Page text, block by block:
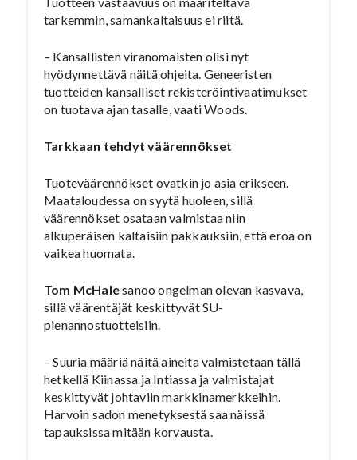
tarkemmin, samankaltaisuus ei riitä.
– Kansallisten viranomaisten olisi nyt
hyödynnettävä näitä ohjeita. Geneeristen
tuotteiden kansalliset rekisteröintivaatimukset
on tuotava ajan tasalle, vaati Woods.
Tarkkaan tehdyt väärennökset
Tuoteväärennökset ovatkin jo asia erikseen.
Maataloudessa on syytä huoleen, sillä
väärennökset osataan valmistaa niin
alkuperäisen kaltaisiin pakkauksiin, että eroa on
vaikea huomata.
Tom McHalesanoo ongelman olevan kasvava,
sillä väärentäjät keskittyvät SU-
pienannostuotteisiin.
– Suuria määriä näitä aineita valmistetaan tällä
hetkellä Kiinassa ja Intiassa ja valmistajat
keskittyvät johtaviin markkinamerkkeihin.
Harvoin sadon menetyksestä saa näissä
tapauksissa mitään korvausta.